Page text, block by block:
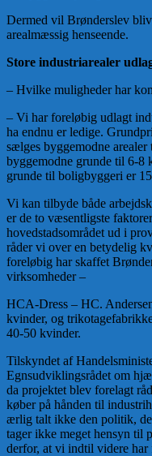
Dermed vil Brønderslev
arealmæssig henseende.
Store industriarealer
– Hvilke muligheder har
– Vi har foreløbig udlagt
ha endnu er ledige.
sælges byggemodne
byggemodne grunde til 6-8
grunde til boligbyggeri er
Vi kan tilbyde både
er de to væsentligste
hovedstadsområdet ud i
råder vi over en betydelig
foreløbig har skaffet
virksomheder –
HCA-Dress – HC.
kvinder, og
40-50 kvinder.
Tilskyndet af
Egnsudviklingsrådet om
da projektet blev forelagt
køber på hånden til
ærlig talt ikke den politik,
tager ikke meget hensyn til
derfor, at vi indtil videre har